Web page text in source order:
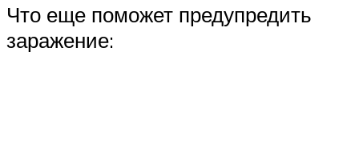
Что еще поможет предупредить
заражение: